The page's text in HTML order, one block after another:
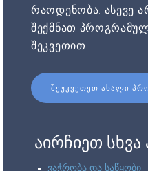
რაოდენობა. ასევე
შექმნათ
შეკვეთით.
ᲨᲔᲣᲙᲕᲔᲗᲔᲗ ᲐᲮᲐᲚᲘ
აირჩიეთ
ვაჭრობა და საწყობი